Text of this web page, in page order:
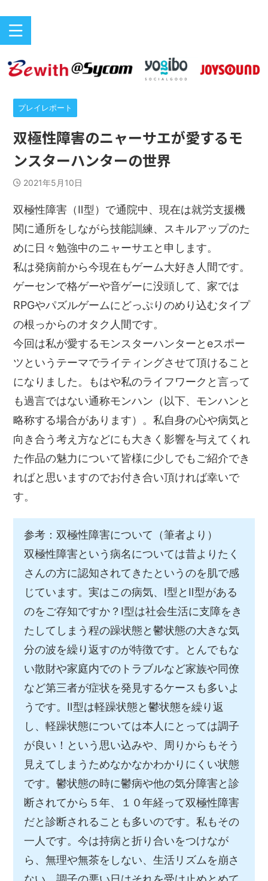
プレイレポート
双極性障害のニャーサエが愛するモ
ンスターハンターの世界
2021年5月10日
双極性障害（Ⅱ型）で通院中、現在は就労支援機
関に通所をしながら技能訓練、スキルアップのた
めに日々勉強中のニャーサエと申します。
私は発病前から今現在もゲーム大好き人間です。
ゲーセンで格ゲーや音ゲーに没頭して、家では
RPGやパズルゲームにどっぷりのめり込むタイプ
の根っからのオタク人間です。
今回は私が愛するモンスターハンターとeスポー
ツというテーマでライティングさせて頂けること
になりました。もはや私のライフワークと言って
も過言ではない通称モンハン（以下、モンハンと
略称する場合があります）。私自身の心や病気と
向き合う考え方などにも大きく影響を与えてくれ
た作品の魅力について皆様に少しでもご紹介でき
ればと思いますのでお付き合い頂ければ幸いで
す。
参考：双極性障害について（筆者より）
双極性障害という病名については昔よりたく
さんの方に認知されてきたというのを肌で感
じています。実はこの病気、Ⅰ型とⅡ型がある
のをご存知ですか？Ⅰ型は社会生活に支障をき
たしてしまう程の躁状態と鬱状態の大きな気
分の波を繰り返すのが特徴です。とんでもな
い散財や家庭内でのトラブルなど家族や同僚
など第三者が症状を発見するケースも多いよ
うです。Ⅱ型は軽躁状態と鬱状態を繰り返
し、軽躁状態については本人にとっては調子
が良い！という思い込みや、周りからもそう
見えてしまうためなかなかわかりにくい状態
です。鬱状態の時に鬱病や他の気分障害と診
断されてから５年、１０年経って双極性障害
だと診断されることも多いのです。私もその
一人です。今は持病と折り合いをつけなが
ら、無理や無茶をしない、生活リズムを崩さ